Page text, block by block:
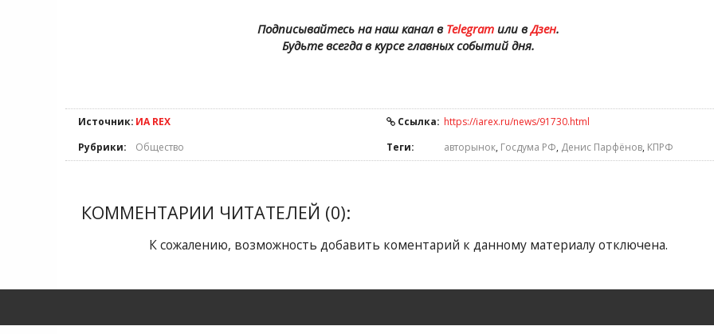
Подписывайтесь на наш канал в Telegramили вДзен.
Будьте всегда в курсе главных событий дня.
Источник: ИА REX Ссылка: https://iarex.ru/news/91730.html
Рубрики:
Общество Теги: авторынок, Госдума РФ, Денис Парфёнов, КПРФ
КОММЕНТАРИИ ЧИТАТЕЛЕЙ (0):
К сожалению, возможность добавить коментарий к данному материалу отключена.